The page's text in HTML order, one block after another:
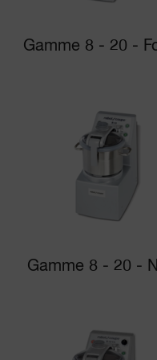
Gamme 8 - 20 -
Gamme 8 - 20 -